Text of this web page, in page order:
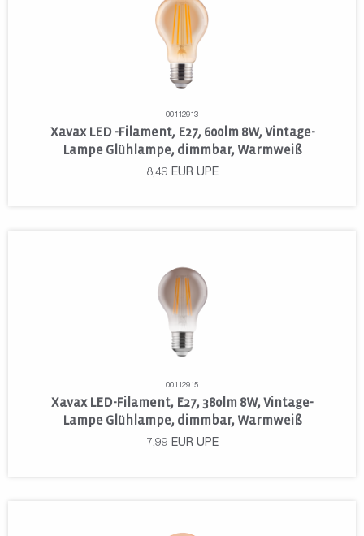
00112913
Xavax LED -Filament, E27, 600lm 8W, Vintage-
Lampe Glühlampe, dimmbar, Warmweiß
8,49 EUR UPE
00112915
Xavax LED-Filament, E27, 380lm 8W, Vintage-
Lampe Glühlampe, dimmbar, Warmweiß
7,99 EUR UPE